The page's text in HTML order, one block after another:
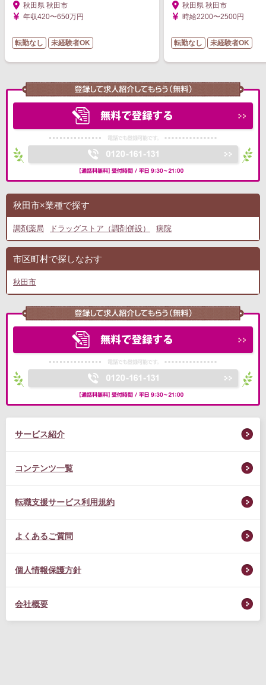
秋田県 秋田市
年収420〜650万円
転勤なし 未経験者OK
秋田県 秋田市
時給2200〜2500円
転勤なし 未経験者OK
秋田市×業種で探す
調剤薬局 ドラッグストア（調剤併設） 病院
市区町村で探しなおす
秋田市
サービス紹介
コンテンツ一覧
転職支援サービス利用規約
よくあるご質問
個人情報保護方針
会社概要